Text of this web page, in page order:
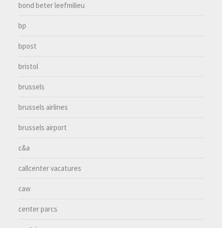
bond beter leefmilieu
bp
bpost
bristol
brussels
brussels airlines
brussels airport
c&a
callcenter vacatures
caw
center parcs